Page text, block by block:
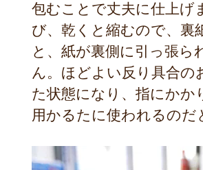
包むことで丈夫に仕上げ
び、乾くと縮むので、裏
と、紙が裏側に引っ張ら
ん。ほどよい反り具合
た状態になり、指にか
用かるたに使われるのだ